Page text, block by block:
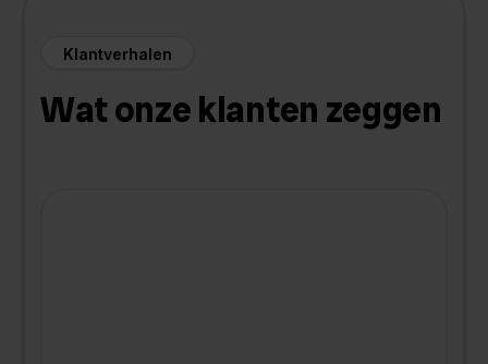
Klantverhalen
Wat onze klanten zeggen